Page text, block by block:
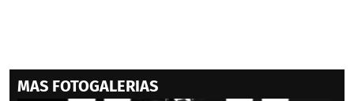
MAS FOTOGALERIAS